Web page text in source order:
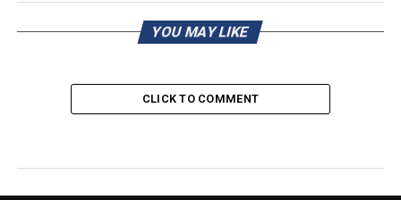
YOU MAY LIKE
CLICK TO COMMENT